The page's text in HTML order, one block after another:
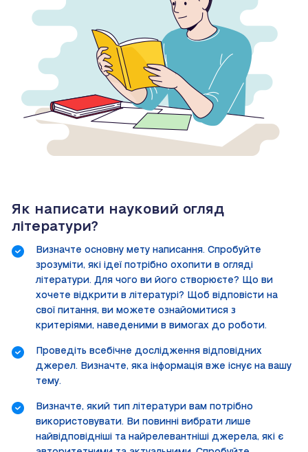
Як написати науковий огляд
літератури?
Визначте основну мету написання. Спробуйте
зрозуміти, які ідеї потрібно охопити в огляді
літератури. Для чого ви його створюєте? Що ви
хочете відкрити в літературі? Щоб відповісти на
свої питання, ви можете ознайомитися з
критеріями, наведеними в вимогах до роботи.
Проведіть всебічне дослідження відповідних
джерел. Визначте, яка інформація вже існує на вашу
тему.
Визначте, який тип літератури вам потрібно
використовувати. Ви повинні вибрати лише
найвідповідніші та найрелевантніші джерела, які є